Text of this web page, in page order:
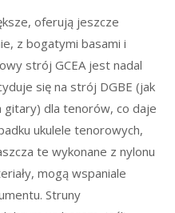
oferują jeszcze
z bogatymi basami i
strój GCEA jest nadal
się na strój DGBE (jak
dla tenorów, co daje
ukulele tenorowych,
te wykonane z nylonu
mogą wspaniale
Struny